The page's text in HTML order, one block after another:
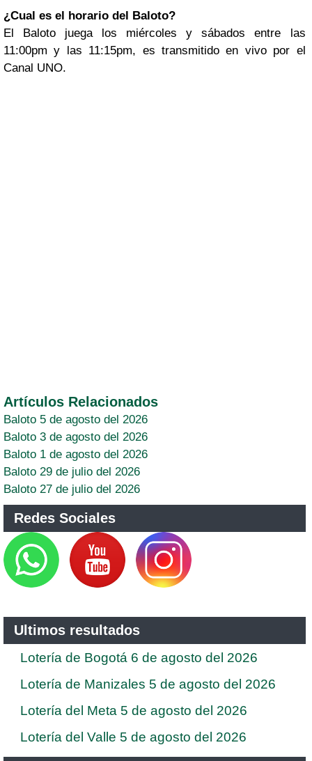
¿Cual es el horario del Baloto?
El Baloto juega los miércoles y sábados entre las
11:00pm y las 11:15pm, es transmitido en vivo por el
Canal UNO.
Artículos Relacionados
Baloto 5 de agosto del 2026
Baloto 3 de agosto del 2026
Baloto 1 de agosto del 2026
Baloto 29 de julio del 2026
Baloto 27 de julio del 2026
Redes Sociales
Ultimos resultados
Lotería de Bogotá 6 de agosto del 2026
Lotería de Manizales 5 de agosto del 2026
Lotería del Meta 5 de agosto del 2026
Lotería del Valle 5 de agosto del 2026